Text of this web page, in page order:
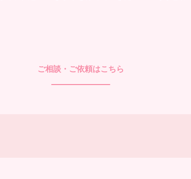
ご相談・ご依頼はこちら